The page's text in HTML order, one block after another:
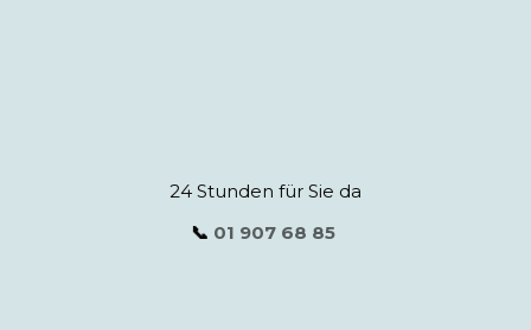
24 Stunden für Sie da
📞 01 907 68 85